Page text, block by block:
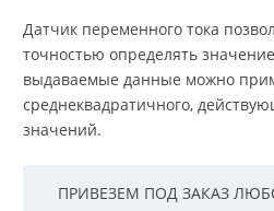
Датчик переменного тока
точностью определять
выдаваемые данные можно
среднеквадратичного,
значений.
ПРИВЕЗЕМ ПОД ЗАКАЗ